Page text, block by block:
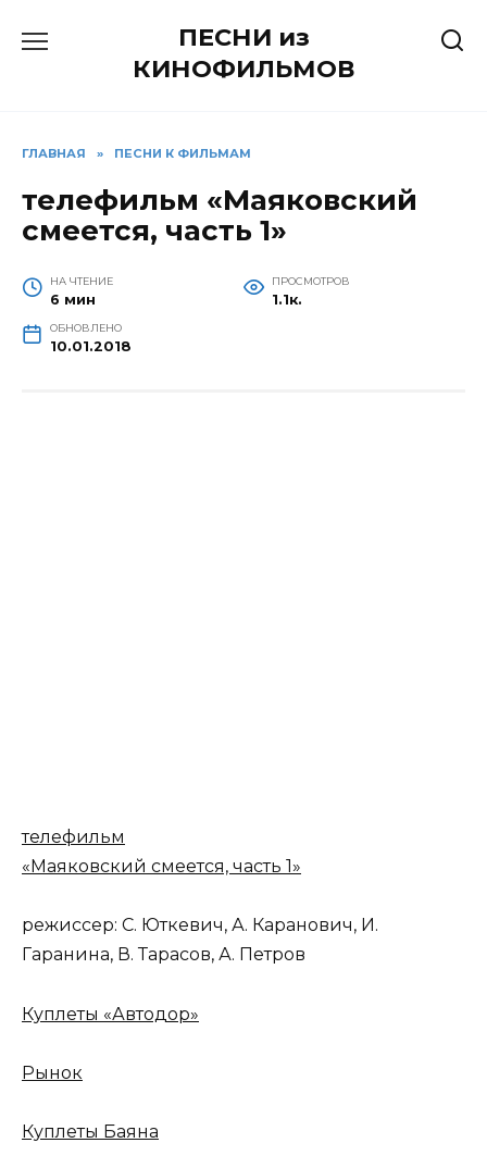
ПЕСНИ из
КИНОФИЛЬМОВ
ГЛАВНАЯ » ПЕСНИ К ФИЛЬМАМ
телефильм «Маяковский
смеется, часть 1»
НА ЧТЕНИЕ
6 мин
ПРОСМОТРОВ
1.1к.
ОБНОВЛЕНО
10.01.2018
телефильм
«Маяковский смеется, часть 1»
режиссер: С. Юткевич, А. Каранович, И.
Гаранина, В. Тарасов, А. Петров
Куплеты «Автодор»
Рынок
Куплеты Баяна